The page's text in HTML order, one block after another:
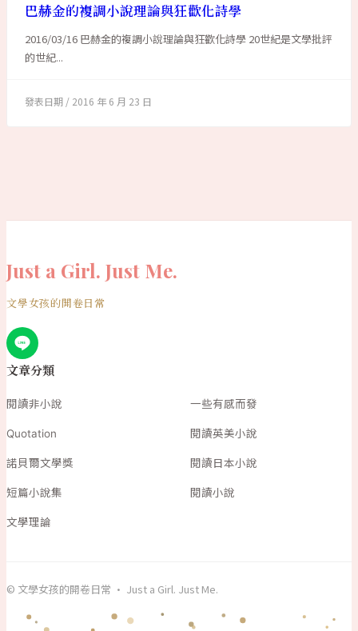
巴赫金的複調小說理論與狂歡化詩學
2016/03/16 巴赫金的複調小說理論與狂歡化詩學 20世紀是文學批評
的世紀...
2016 年 6 月 23 日
Just a Girl. Just Me.
文學女孩的開卷日常
文章分類
閱讀非小說 一些有感而發
Quotation 閱讀英美小說
諾貝爾文學獎 閱讀日本小說
短篇小說集 閱讀小說
文學理論
© 文學女孩的開卷日常 · Just a Girl. Just Me.